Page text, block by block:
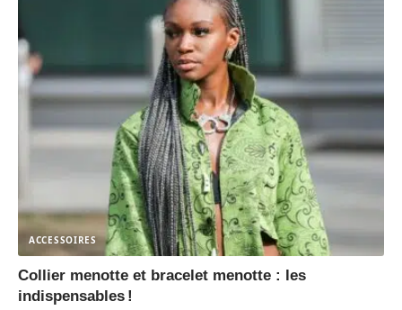
ACCESSOIRES
Collier menotte et bracelet menotte : les
indispensables !